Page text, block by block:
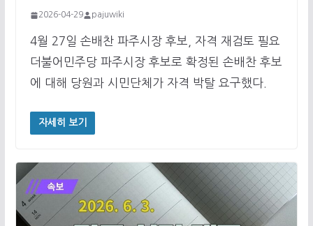
2026-04-29 pajuwiki
4월 27일 손배찬 파주시장 후보, 자격 재검토 필요
더불어민주당 파주시장 후보로 확정된 손배찬 후보
에 대해 당원과 시민단체가 자격 박탈 요구했다.
자세히 보기